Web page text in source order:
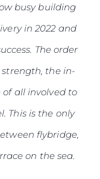
busy building
in 2022 and
The order
the in-
all involved to
This is the only
flybridge,
on the sea.